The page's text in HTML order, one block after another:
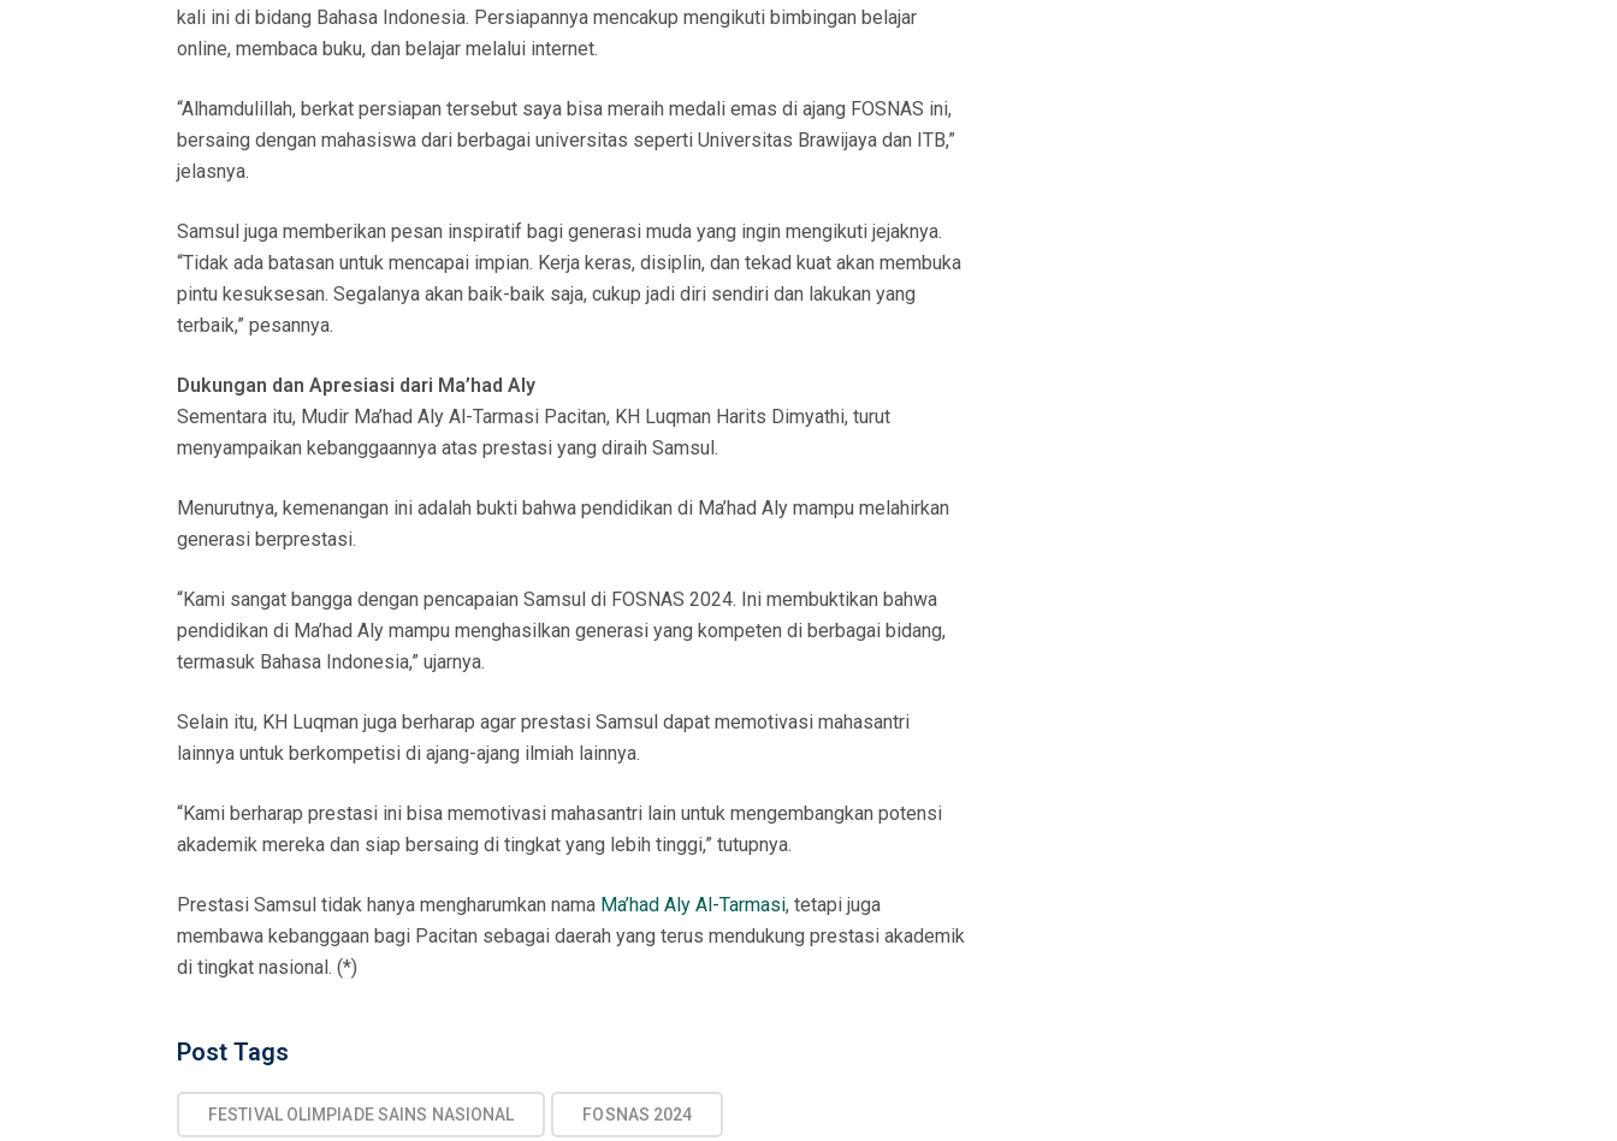
kali ini di bidang Bahasa Indonesia. Persiapannya mencakup mengikuti bimbingan belajar
online, membaca buku, dan belajar melalui internet.
“Alhamdulillah, berkat persiapan tersebut saya bisa meraih medali emas di ajang FOSNAS ini,
bersaing dengan mahasiswa dari berbagai universitas seperti Universitas Brawijaya dan ITB,”
jelasnya.
Samsul juga memberikan pesan inspiratif bagi generasi muda yang ingin mengikuti jejaknya.
“Tidak ada batasan untuk mencapai impian. Kerja keras, disiplin, dan tekad kuat akan membuka
pintu kesuksesan. Segalanya akan baik-baik saja, cukup jadi diri sendiri dan lakukan yang
terbaik,” pesannya.
Dukungan dan Apresiasi dari Ma’had Aly
Sementara itu, Mudir Ma’had Aly Al-Tarmasi Pacitan, KH Luqman Harits Dimyathi, turut
menyampaikan kebanggaannya atas prestasi yang diraih Samsul.
Menurutnya, kemenangan ini adalah bukti bahwa pendidikan di Ma’had Aly mampu melahirkan
generasi berprestasi.
“Kami sangat bangga dengan pencapaian Samsul di FOSNAS 2024. Ini membuktikan bahwa
pendidikan di Ma’had Aly mampu menghasilkan generasi yang kompeten di berbagai bidang,
termasuk Bahasa Indonesia,” ujarnya.
Selain itu, KH Luqman juga berharap agar prestasi Samsul dapat memotivasi mahasantri
lainnya untuk berkompetisi di ajang-ajang ilmiah lainnya.
“Kami berharap prestasi ini bisa memotivasi mahasantri lain untuk mengembangkan potensi
akademik mereka dan siap bersaing di tingkat yang lebih tinggi,” tutupnya.
Prestasi Samsul tidak hanya mengharumkan nama Ma’had Aly Al-Tarmasi, tetapi juga
membawa kebanggaan bagi Pacitan sebagai daerah yang terus mendukung prestasi akademik
di tingkat nasional. (*)
Post Tags
FESTIVAL OLIMPIADE SAINS NASIONAL FOSNAS 2024